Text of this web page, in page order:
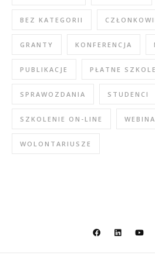
BEZ KATEGORII
GRANTY KONFERENCJA
PUBLIKACJE PŁATNE
SPRAWOZDANIA STUDENCI
SZKOLENIE ON-LINE
WOLONTARIUSZE